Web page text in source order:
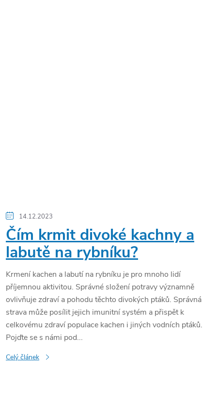
14.12.2023
Čím krmit divoké kachny a
labutě na rybníku?
Krmení kachen a labutí na rybníku je pro mnoho lidí
příjemnou aktivitou. Správné složení potravy významně
ovlivňuje zdraví a pohodu těchto divokých ptáků. Správná
strava může posílit jejich imunitní systém a přispět k
celkovému zdraví populace kachen i jiných vodních ptáků.
Pojďte se s námi pod...
Celý článek